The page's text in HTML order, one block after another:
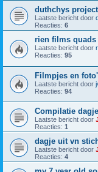
duthchys project
Laatste bericht door
Reacties: 6
rien films quads
Laatste bericht door
Reacties: 95
Filmpjes en
Laatste bericht door
Reacties: 94
Compilatie
Laatste bericht door
Reacties: 1
dagje uit vn
Laatste bericht door
Reacties: 4